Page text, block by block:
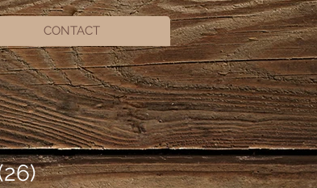
CONTACT